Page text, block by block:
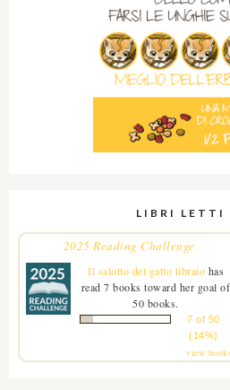
LIBRI LETTI
2025 Reading Challenge
Il salotto del gatto libraio has
read 7 books toward her goal of
50 books.
7 of 50
(14%)
view